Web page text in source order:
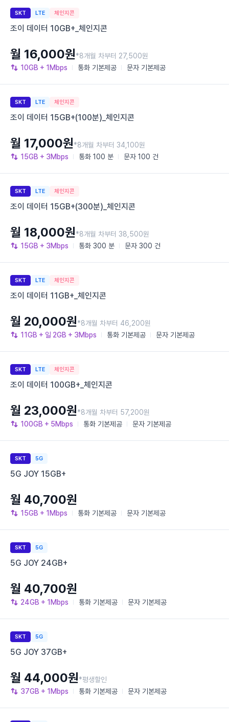
SKT LTE 체인지콘
조이 데이터 10GB+_체인지콘
10GB + 1Mbps 통화 기본제공 문자 기본제공
월 16,000원*8개월 차부터 27,500원
SKT LTE 체인지콘
조이 데이터 15GB+(100분)_체인지콘
15GB + 3Mbps 통화 100 분 문자 100 건
월 17,000원*8개월 차부터 34,100원
SKT LTE 체인지콘
조이 데이터 15GB+(300분)_체인지콘
15GB + 3Mbps 통화 300 분 문자 300 건
월 18,000원*8개월 차부터 38,500원
SKT LTE 체인지콘
조이 데이터 11GB+_체인지콘
11GB + 일 2GB + 3Mbps 통화 기본제공 문자 기본제공
월 20,000원*8개월 차부터 46,200원
SKT LTE 체인지콘
조이 데이터 100GB+_체인지콘
100GB + 5Mbps 통화 기본제공 문자 기본제공
월 23,000원*8개월 차부터 57,200원
SKT 5G
5G JOY 15GB+
15GB + 1Mbps 통화 기본제공 문자 기본제공
월 40,700원
SKT 5G
5G JOY 24GB+
24GB + 1Mbps 통화 기본제공 문자 기본제공
월 40,700원
SKT 5G
5G JOY 37GB+
37GB + 1Mbps 통화 기본제공 문자 기본제공
월 44,000원*평생할인